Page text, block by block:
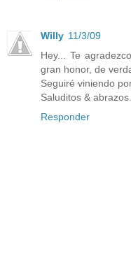
Willy 11/3/09
Hey... Te
gran honor, de
Seguiré viniendo
Saluditos & abrazos.
Responder